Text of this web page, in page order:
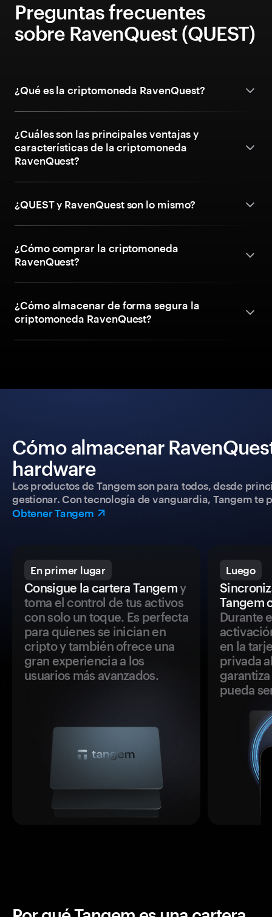
Preguntas frecuentes
sobre RavenQuest (QUEST)
¿Qué es la criptomoneda RavenQuest?
¿Cuáles son las principales ventajas y
características de la criptomoneda
RavenQuest?
¿QUEST y RavenQuest son lo mismo?
¿Cómo comprar la criptomoneda
RavenQuest?
¿Cómo almacenar de forma segura la
criptomoneda RavenQuest?
Cómo almacenar
hardware
Los productos de Tangem son para todos, desde
gestionar. Con tecnología de vanguardia, Tangem
Obtener Tangem
En primer lugar
Consigue la cartera Tangemy
toma el control de tus activos
con solo un toque. Es perfecta
para quienes se inician en
cripto y también ofrece una
gran experiencia a los
usuarios más avanzados.
Luego
Tangem
Durante
en la
privada
pueda